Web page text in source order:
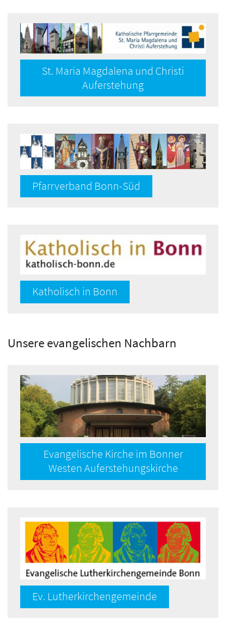
St. Maria Magdalena und Christi
Auferstehung
Pfarrverband Bonn-Süd
Katholisch in Bonn
Unsere evangelischen Nachbarn
Evangelische Kirche im Bonner
Westen Auferstehungskirche
Ev. Lutherkirchengemeinde